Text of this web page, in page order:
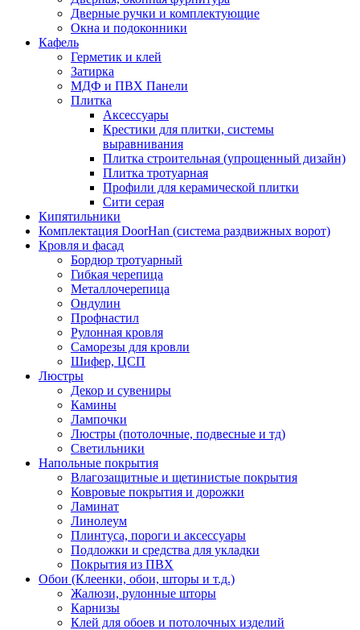
Дверные ручки и комплектующие
Окна и подоконники
Кафель
Герметик и клей
Затирка
МДФ и ПВХ Панели
Плитка
Аксессуары
Крестики для плитки, системы
выравнивания
Плитка строительная (упрощенный дизайн)
Плитка тротуарная
Профили для керамической плитки
Сити серая
Кипятильники
Комплектация DoorHan (система раздвижных ворот)
Кровля и фасад
Бордюр тротуарный
Гибкая черепица
Металлочерепица
Ондулин
Профнастил
Рулонная кровля
Саморезы для кровли
Шифер, ЦСП
Люстры
Декор и сувениры
Камины
Лампочки
Люстры (потолочные, подвесные и тд)
Светильники
Напольные покрытия
Влагозащитные и щетинистые покрытия
Ковровые покрытия и дорожки
Ламинат
Линолеум
Плинтуса, пороги и аксессуары
Подложки и средства для укладки
Покрытия из ПВХ
Обои (Клеенки, обои, шторы и т.д.)
Жалюзи, рулонные шторы
Карнизы
Клей для обоев и потолочных изделий